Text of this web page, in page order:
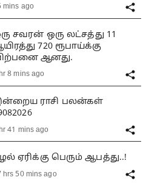
mins ago
சவரன் ஒரு லட்சத்து 11
720 ரூபாய்க்கு
ஆனது.
8 mins ago
ராசி பலன்கள்
41 mins ago
ஏரிக்கு பெரும் ஆபத்து..!
hrs 50 mins ago